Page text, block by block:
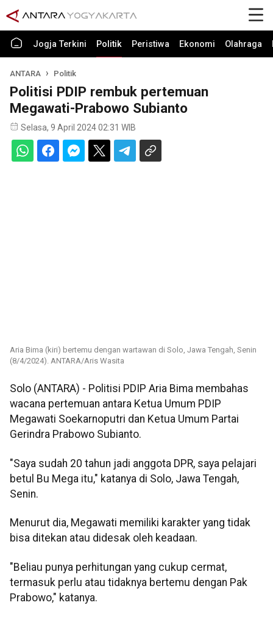
Jogja Terkini Politik Peristiwa Ekonomi Olahraga
ANTARA Politik
Politisi PDIP rembuk pertemuan
Megawati-Prabowo Subianto
Selasa, 9 April 2024 02:31 WIB
Aria Bima (kiri) bertemu dengan wartawan di Solo, Jawa Tengah, Senin
(8/4/2024). ANTARA/Aris Wasita
Solo (ANTARA) - Politisi PDIP Aria Bima membahas
wacana pertemuan antara Ketua Umum PDIP
Megawati Soekarnoputri dan Ketua Umum Partai
Gerindra Prabowo Subianto.
"Saya sudah 20 tahun jadi anggota DPR, saya pelajari
betul Bu Mega itu," katanya di Solo, Jawa Tengah,
Senin.
Menurut dia, Megawati memiliki karakter yang tidak
bisa ditekan atau didesak oleh keadaan.
"Beliau punya perhitungan yang cukup cermat,
termasuk perlu atau tidaknya bertemu dengan Pak
Prabowo," katanya.